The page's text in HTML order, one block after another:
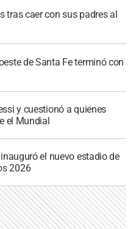
tras caer con sus padres al
de Santa Fe terminó con
y cuestionó a quienes
el Mundial
el nuevo estadio de
2026